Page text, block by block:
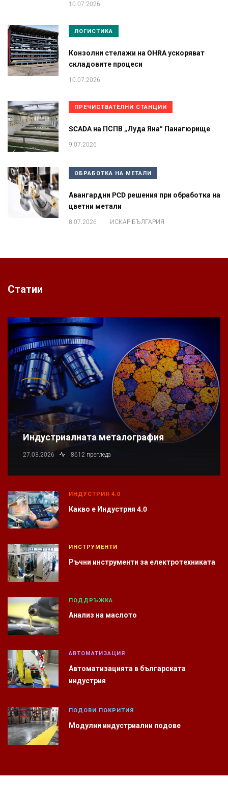
10.07.2026
ЛОГИСТИКА
Конзолни стелажи на OHRA ускоряват
складовите процеси
10.07.2026
ПРЕЧИСТВАТЕЛНИ СТАНЦИИ
SCADA на ПСПВ „Луда Яна“ Панагюрище
9.07.2026
ОБРАБОТКА НА МЕТАЛИ
Авангардни PCD решения при обработка на
цветни метали
8.07.2026 . ИСКАР БЪЛГАРИЯ
Статии
Индустриалната металография
27.03.2026 8612 прегледа
ИНДУСТРИЯ 4.0
Какво е Индустрия 4.0
ИНСТРУМЕНТИ
Ръчни инструменти за електротехниката
ПОДДРЪЖКА
Анализ на маслото
АВТОМАТИЗАЦИЯ
Автоматизацията в българската
индустрия
ПОДОВИ ПОКРИТИЯ
Модулни индустриални подове